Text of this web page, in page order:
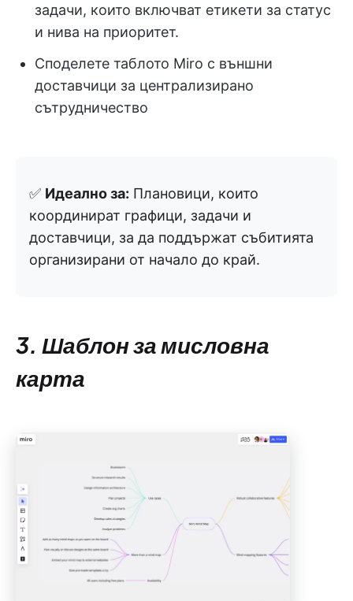
задачи, които включват етикети за статус
и нива на приоритет.
Споделете таблото Miro с външни
доставчици за централизирано
сътрудничество
✅ Идеално за: Плановици, които
координират графици, задачи и
доставчици, за да поддържат събитията
организирани от начало до край.
3. Шаблон за мисловна
карта